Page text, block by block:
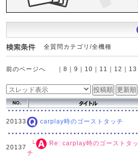
全質問カテゴリ/全機種
前のページへ 8 9 10 11 12 13
20133 carplay時のゴーストタッチ
20137
└
Re: carplay時のゴーストタッ
チ